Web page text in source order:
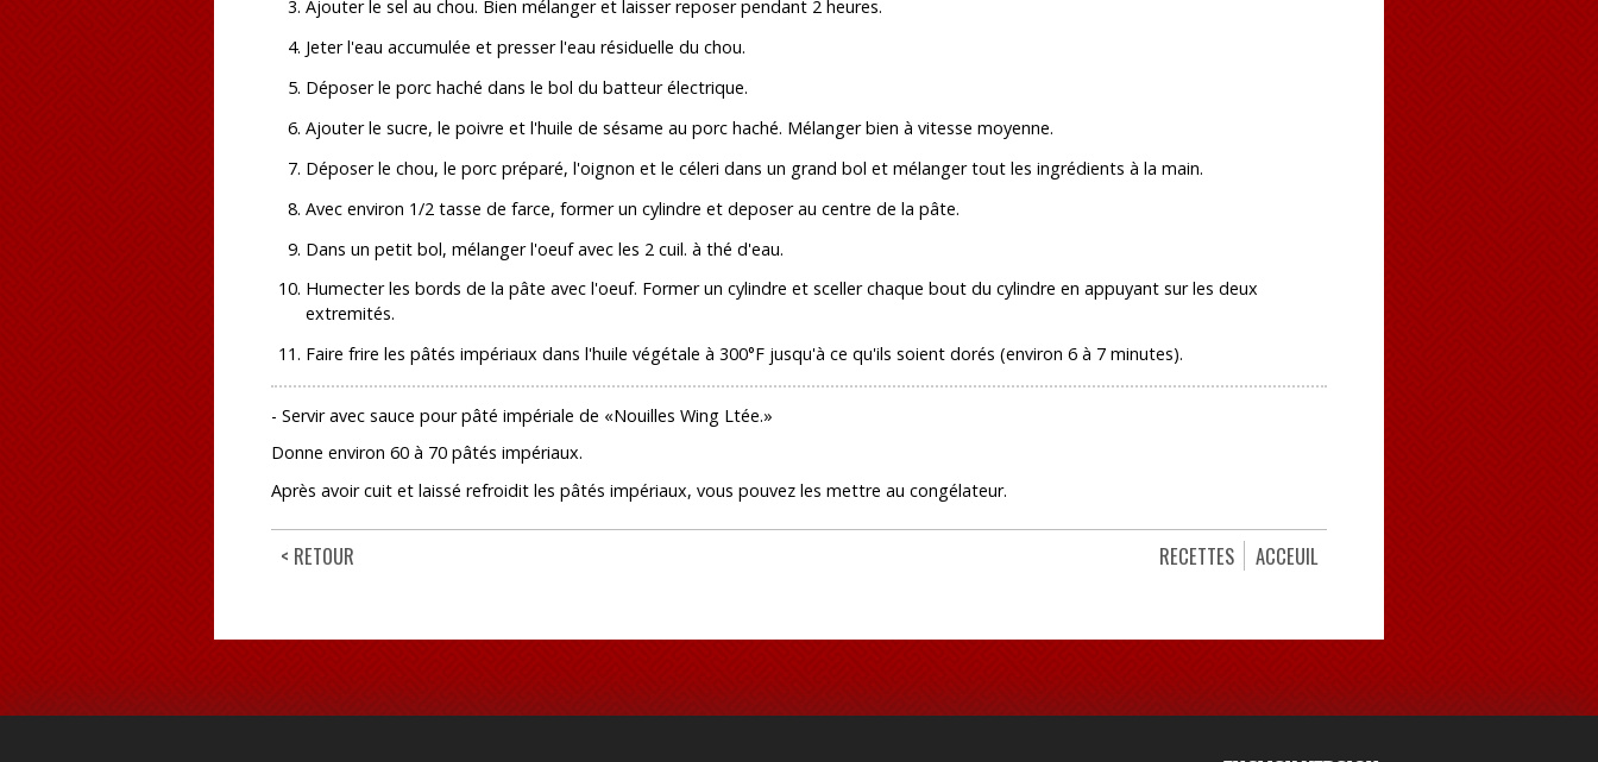
Ajouter le sel au chou. Bien mélanger et laisser reposer pendant 2 heures.
Jeter l'eau accumulée et presser l'eau résiduelle du chou.
Déposer le porc haché dans le bol du batteur électrique.
Ajouter le sucre, le poivre et l'huile de sésame au porc haché. Mélanger bien à vitesse moyenne.
Déposer le chou, le porc préparé, l'oignon et le céleri dans un grand bol et mélanger tout les ingrédients à la main.
Avec environ 1/2 tasse de farce, former un cylindre et deposer au centre de la pâte.
Dans un petit bol, mélanger l'oeuf avec les 2 cuil. à thé d'eau.
Humecter les bords de la pâte avec l'oeuf. Former un cylindre et sceller chaque bout du cylindre en appuyant sur les deux
extremités.
Faire frire les pâtés impériaux dans l'huile végétale à 300°F jusqu'à ce qu'ils soient dorés (environ 6 à 7 minutes).
- Servir avec sauce pour pâté impériale de «Nouilles Wing Ltée.»
Donne environ 60 à 70 pâtés impériaux.
Après avoir cuit et laissé refroidit les pâtés impériaux, vous pouvez les mettre au congélateur.
< RETOUR RECETTES ACCEUIL